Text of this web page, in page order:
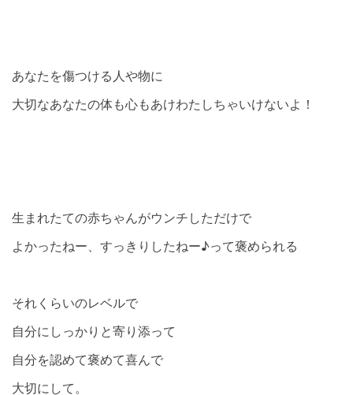
あなたを傷つける人や物に
大切なあなたの体も心もあけわたしちゃいけないよ！
生まれたての赤ちゃんがウンチしただけで
よかったねー、すっきりしたねー♪って褒められる
それくらいのレベルで
自分にしっかりと寄り添って
自分を認めて褒めて喜んで
大切にして。